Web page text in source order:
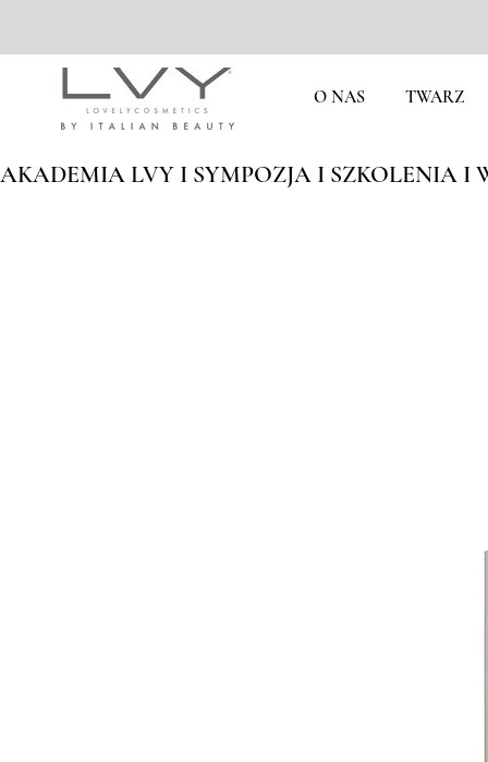
O NAS TWARZ
AKADEMIA LVY I SYMPOZJA I SZKOLENIA I